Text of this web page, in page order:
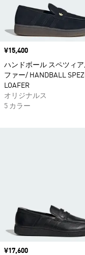
価格
¥15,400
ハンドボール スペツィア
ファー/ HANDBALL
LOAFER
オリジナルス
5 カラー
価格
¥17,600